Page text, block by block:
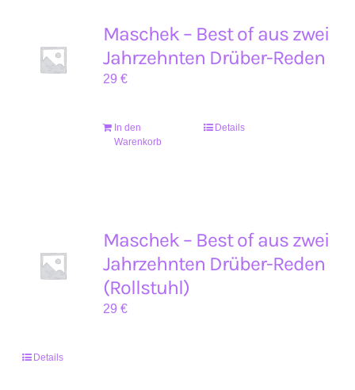
Maschek – Best of aus zwei
Jahrzehnten Drüber-Reden
29€
In den
Warenkorb
Details
Maschek – Best of aus zwei
Jahrzehnten Drüber-Reden
(Rollstuhl)
29€
Details